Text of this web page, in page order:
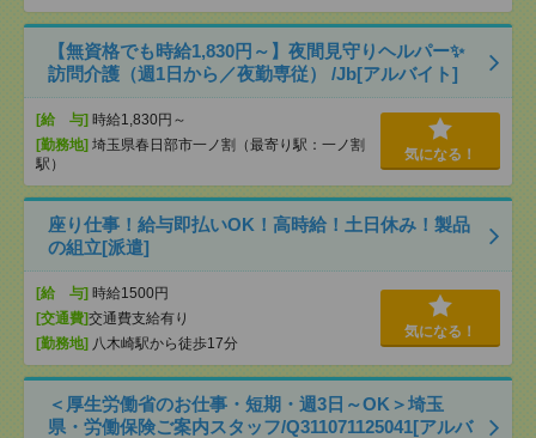
【無資格でも時給1,830円～】夜間見守りヘルパー✨
訪問介護（週1日から／夜勤専従） /Jb[アルバイト]
[給 与] 時給1,830円～
[勤務地] 埼玉県春日部市一ノ割（最寄り駅：一ノ割
駅）
気になる！
座り仕事！給与即払いOK！高時給！土日休み！製品
の組立[派遣]
[給 与] 時給1500円
[交通費]交通費支給有り
[勤務地] 八木崎駅から徒歩17分
気になる！
＜厚生労働省のお仕事・短期・週3日～OK＞埼玉
県・労働保険ご案内スタッフ/Q311071125041[アルバ